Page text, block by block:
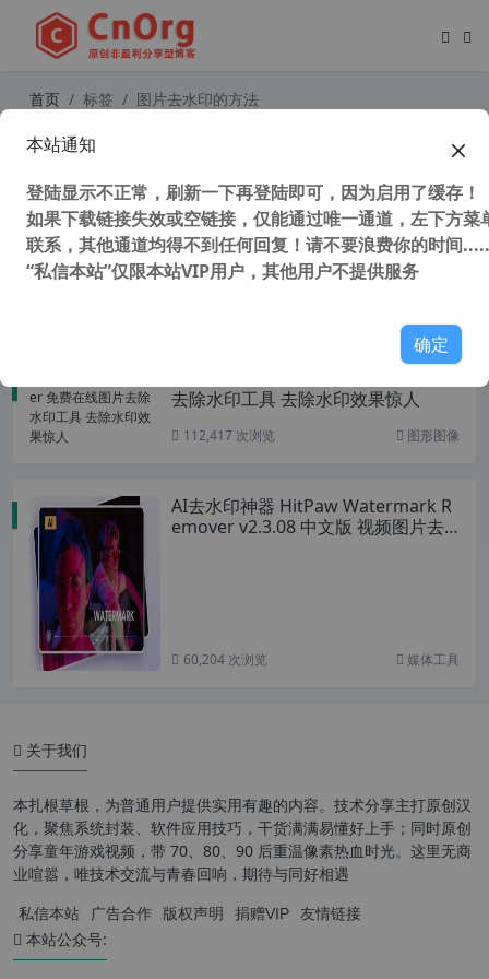
首页 标签 图片去水印的方法
去除水印工具 去除水印效果惊人
112,417 次浏览 图形图像
AI去水印神器 HitPaw Watermark R
emover v2.3.08 中文版 视频图片去
60,204 次浏览 媒体工具
关于我们
本扎根草根，为普通用户提供实用有趣的内容。技术分享主打原创汉
化，聚焦系统封装、软件应用技巧，干货满满易懂好上手；同时原创
分享童年游戏视频，带 70、80、90 后重温像素热血时光。这里无商
业喧嚣，唯技术交流与青春回响，期待与同好相遇
私信本站 广告合作 版权声明 捐赠VIP 友情链接
本站公众号:
本站通知
登陆显示不正常，刷新一下再登陆即可，因为启用了缓存！
如果下载链接失效或空链接，仅能通过唯一通道，左下方菜
联系，其他通道均得不到任何回复！请不要浪费你的时间
“私信本站”仅限本站VIP用户，其他用户不提供服务
确定